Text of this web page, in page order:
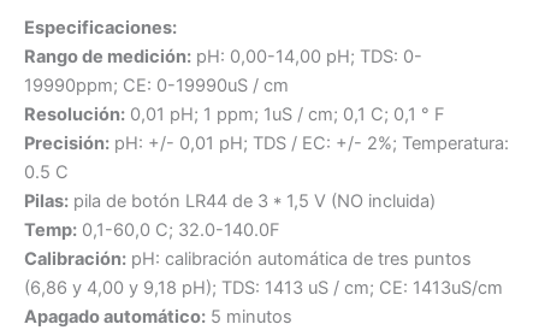
Especificaciones:
Rango de medición: pH: 0,00-14,00 pH; TDS: 0-
19990ppm; CE: 0-19990uS / cm
Resolución: 0,01 pH; 1 ppm; 1uS / cm; 0,1 C; 0,1 ° F
Precisión: pH: +/- 0,01 pH; TDS / EC: +/- 2%; Temperatura:
0.5 C
Pilas: pila de botón LR44 de 3 * 1,5 V (NO incluida)
Temp: 0,1-60,0 C; 32.0-140.0F
Calibración: pH: calibración automática de tres puntos
(6,86 y 4,00 y 9,18 pH); TDS: 1413 uS / cm; CE: 1413uS/cm
Apagado automático: 5 minutos